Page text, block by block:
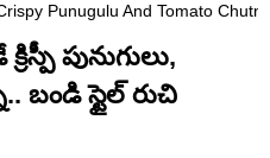
Punugulu And Tomato
పునుగులు,
స్టైల్ రుచి